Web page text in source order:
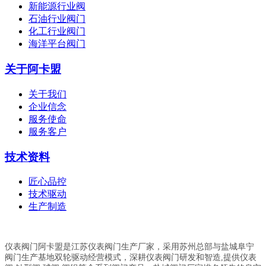
新能源行业阀
石油行业阀门
化工行业阀门
海洋平台阀门
关于阿卡盟
关于我们
企业信念
服务使命
服务客户
技术资料
匠心品控
技术驱动
生产制造
仪表阀门阿卡盟是江苏仪表阀门生产厂家，采用苏州总部与盐城阜宁
阀门生产基地双轮驱动经营模式，深耕仪表阀门研发和智造,提供仪表